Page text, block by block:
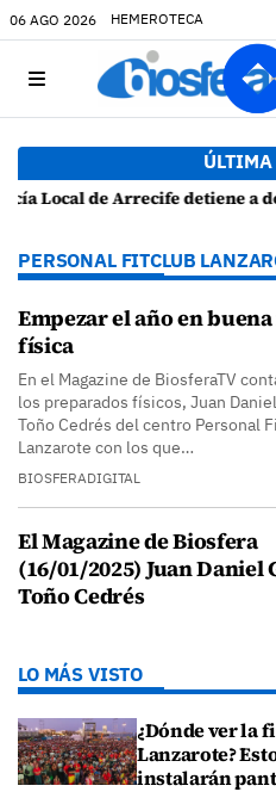
06 AGO 2026 HEMEROTECA
por altercado y amenazas con arma blanca
PERSONAL FITCLUB
Empezar el año en
física
En el Magazine de BiosferaTV
los preparados físicos, Juan
Toño Cedrés del centro Personal
Lanzarote con los que…
BIOSFERADIGITAL
El Magazine de Biosfera
(16/01/2025) Juan Daniel
Toño Cedrés
LO MÁS VISTO
¿Dónde ver la
Lanzarote?
instalarán